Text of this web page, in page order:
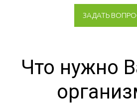
ЗАДАТЬ
Что нужно